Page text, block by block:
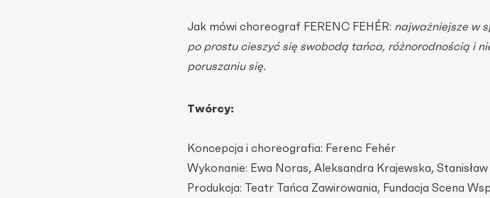
Jak mówi choreograf FERENC FEHÉR: najważniejsze w
po prostu cieszyć się swobodą tańca, różnorodnością i
poruszaniu się.
Twórcy:
Koncepcja i choreografia: Ferenc Fehér
Wykonanie: Ewa Noras, Aleksandra Krajewska,
Produkcja: Teatr Tańca Zawirowania, Fundacja Scena